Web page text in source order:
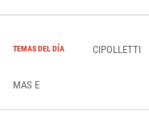
TEMAS DEL DÍA CIPOLLETTI
MAS E